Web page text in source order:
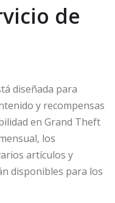
de
diseñada para
y recompensas
en Grand Theft
los
artículos y
disponibles para los